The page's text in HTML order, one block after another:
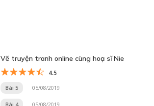
Vẽ truyện tranh online cùng hoạ sĩ Nie
4.5
Bài 5 05/08/2019
Bài 4 05/08/2019